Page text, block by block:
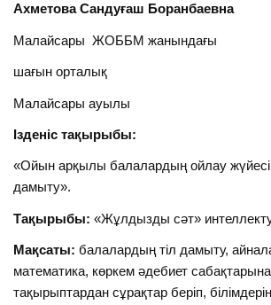
Ахметова Сандуғаш Боранбаевна
Малайсары ЖОББМ жанындағы
шағын орталық
Малайсары ауылы
Ізденіс тақырыбы:
«Ойын арқылы балалардың ойлау жүйесі
дамыту».
Тақырыбы:«Жұлдызды сәт»
Мақсаты: балалардың тіл дамыту,
математика, көркем әдебиет
тақырыптардан сұрақтар беріп,